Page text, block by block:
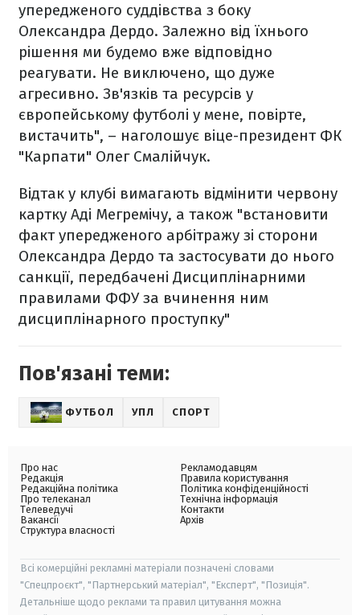
упередженого суддівства з боку
Олександра Дердо. Залежно від їхнього
рішення ми будемо вже відповідно
реагувати. Не виключено, що дуже
агресивно. Зв'язків та ресурсів у
європейському футболі у мене, повірте,
вистачить", – наголошує віце-президент ФК
"Карпати" Олег Смалійчук.
Відтак у клубі вимагають відмінити червону
картку Аді Мегремічу, а також "встановити
факт упередженого арбітражу зі сторони
Олександра Дердо та застосувати до нього
санкції, передбачені Дисциплінарними
правилами ФФУ за вчинення ним
дисциплінарного проступку"
Пов'язані теми:
ФУТБОЛ УПЛ СПОРТ
Про нас
Редакція
Редакційна політика
Про телеканал
Телеведучі
Вакансії
Структура власності
Рекламодавцям
Правила користування
Політика конфіденційності
Технічна інформація
Контакти
Архів
Всі комерційні рекламні матеріали позначені словами
"Спецпроєкт", "Партнерський матеріал", "Експерт", "Позиція".
Детальніше щодо реклами та правил цитування можна